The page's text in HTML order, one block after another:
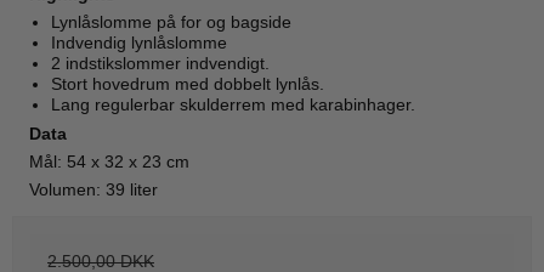
Lynlåslomme på for og bagside
Indvendig lynlåslomme
2 indstikslommer indvendigt.
Stort hovedrum med dobbelt lynlås.
Lang regulerbar skulderrem med karabinhager.
Data
Mål: 54 x 32 x 23 cm
Volumen: 39 liter
2.500,00 DKK